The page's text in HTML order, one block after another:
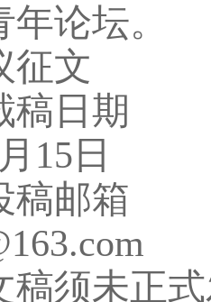
论坛。
文
日期
15日
邮箱
须未正式